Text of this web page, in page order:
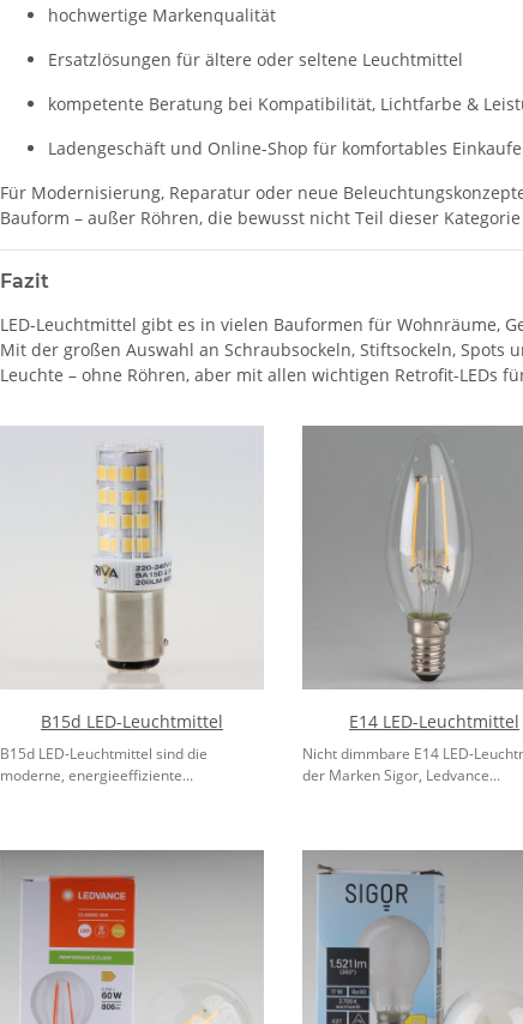
hochwertige Markenqualität
Ersatzlösungen für ältere oder seltene Leuchtmittel
kompetente Beratung bei Kompatibilität, Lichtfarbe &
Ladengeschäft und Online-Shop für komfortables
Für Modernisierung, Reparatur oder neue
Bauform – außer Röhren, die bewusst nicht Teil dieser
Fazit
LED-Leuchtmittel gibt es in vielen Bauformen für Wohnräume,
Mit der großen Auswahl an Schraubsockeln, Stiftsockeln, Spots
Leuchte – ohne Röhren, aber mit allen wichtigen Retrofit-LEDs
B15d LED-Leuchtmittel
B15d LED-Leuchtmittel sind die
moderne, energieeffiziente...
E14 LED-Leuchtmittel
Nicht dimmbare E14 LED-
der Marken Sigor, Ledvance...